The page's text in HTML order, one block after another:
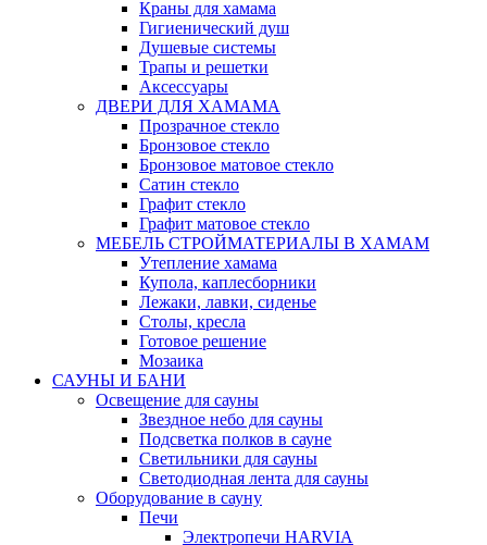
Краны для хамама
Гигиенический душ
Душевые системы
Трапы и решетки
Аксессуары
ДВЕРИ ДЛЯ ХАМАМА
Прозрачное стекло
Бронзовое стекло
Бронзовое матовое стекло
Сатин стекло
Графит стекло
Графит матовое стекло
МЕБЕЛЬ СТРОЙМАТЕРИАЛЫ В ХАМАМ
Утепление хамама
Купола, каплесборники
Лежаки, лавки, сиденье
Столы, кресла
Готовое решение
Мозаика
САУНЫ И БАНИ
Освещение для сауны
Звездное небо для сауны
Подсветка полков в сауне
Светильники для сауны
Светодиодная лента для сауны
Оборудование в сауну
Печи
Электропечи HARVIA